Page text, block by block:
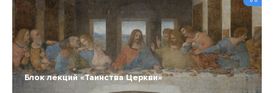
Блок лекций «Таинства Церкви»